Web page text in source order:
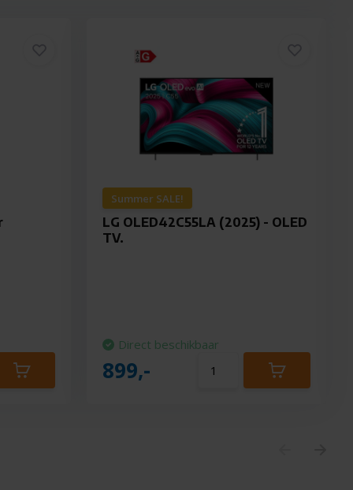
Summer SALE!
LG OLED42C55LA (2025) - OLED
TV.
Direct beschikbaar
899,-